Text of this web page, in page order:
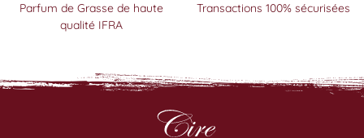
Parfum de Grasse de haute
qualité IFRA
Transactions 100% sécurisées